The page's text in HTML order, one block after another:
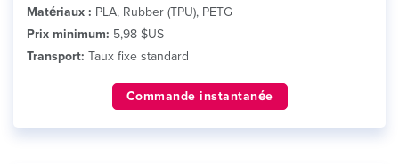
Matériaux : PLA, Rubber (TPU), PETG
Prix minimum: 5,98 $US
Transport: Taux fixe standard
Commande instantanée